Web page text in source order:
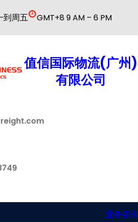
到周五 GMT+8 9 AM – 6 PM
值信国际物流(广州)
有限公司
业务咨询